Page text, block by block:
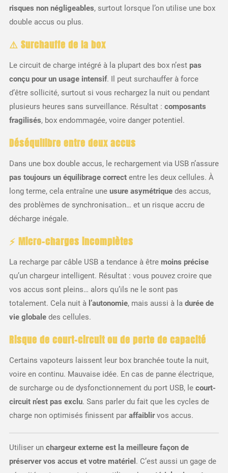
risques non négligeables, surtout lorsque l’on utilise une box
double accus ou plus.
⚠️ Surchauffe de la box
Le circuit de charge intégré à la plupart des box n’est pas
conçu pour un usage intensif. Il peut surchauffer à force
d’être sollicité, surtout si vous rechargez la nuit ou pendant
plusieurs heures sans surveillance. Résultat : composants
fragilisés, box endommagée, voire danger potentiel.
Déséquilibre entre deux accus
Dans une box double accus, le rechargement via USB n’assure
pas toujours un équilibrage correctentre les deux cellules. À
long terme, cela entraîne une usure asymétriquedes accus,
des problèmes de synchronisation… et un risque accru de
décharge inégale.
⚡ Micro-charges incomplètes
La recharge par câble USB a tendance à être moins précise
qu’un chargeur intelligent. Résultat : vous pouvez croire que
vos accus sont pleins… alors qu’ils ne le sont pas
totalement. Cela nuit à l’autonomie, mais aussi à la durée de
vie globaledes cellules.
Risque de court-circuit ou de perte de capacité
Certains vapoteurs laissent leur box branchée toute la nuit,
voire en continu. Mauvaise idée. En cas de panne électrique,
de surcharge ou de dysfonctionnement du port USB, le court-
circuit n’est pas exclu. Sans parler du fait que les cycles de
charge non optimisés finissent par affaiblirvos accus.
Utiliser un chargeur externe est la meilleure façon de
préserver vos accus et votre matériel . C’est aussi un gage de